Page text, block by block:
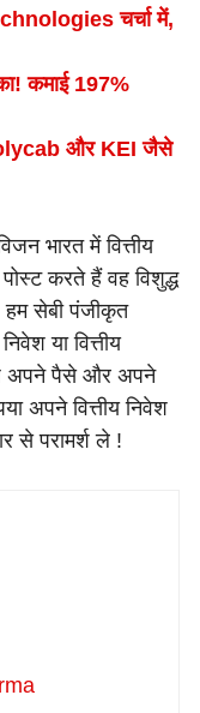
चर्चा में,
कमाई 197%
और KEI जैसे
भारत में वित्तीय
पोस्ट करते हैं वह विशुद्ध
हम सेबी पंजीकृत
या वित्तीय
अपने पैसे और अपने
अपने वित्तीय निवेश
से परामर्श ले !